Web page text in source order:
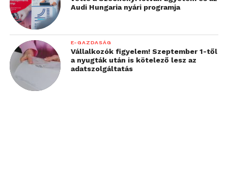
Audi Hungaria nyári programja
E-GAZDASÁG
Vállalkozók figyelem! Szeptember 1-től
a nyugták után is kötelező lesz az
adatszolgáltatás